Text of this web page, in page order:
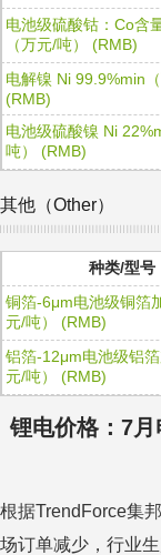
电池级硫酸钴：Co含
（万元/吨） (RMB)
电解镍 Ni 99.9%min（
(RMB)
电池级硫酸镍 Ni
吨） (RMB)
其他（Other）
种类/型号
铜箔-6μm电池级铜箔
元/吨） (RMB)
铝箔-12μm电池级铝
元/吨） (RMB)
锂电价格：7
根据TrendForce集
场订单减少，行业